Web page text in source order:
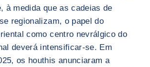
à medida que as cadeias de
regionalizam, o papel do
como centro nevrálgico do
deverá intensificar-se. Em
os houthis anunciaram a